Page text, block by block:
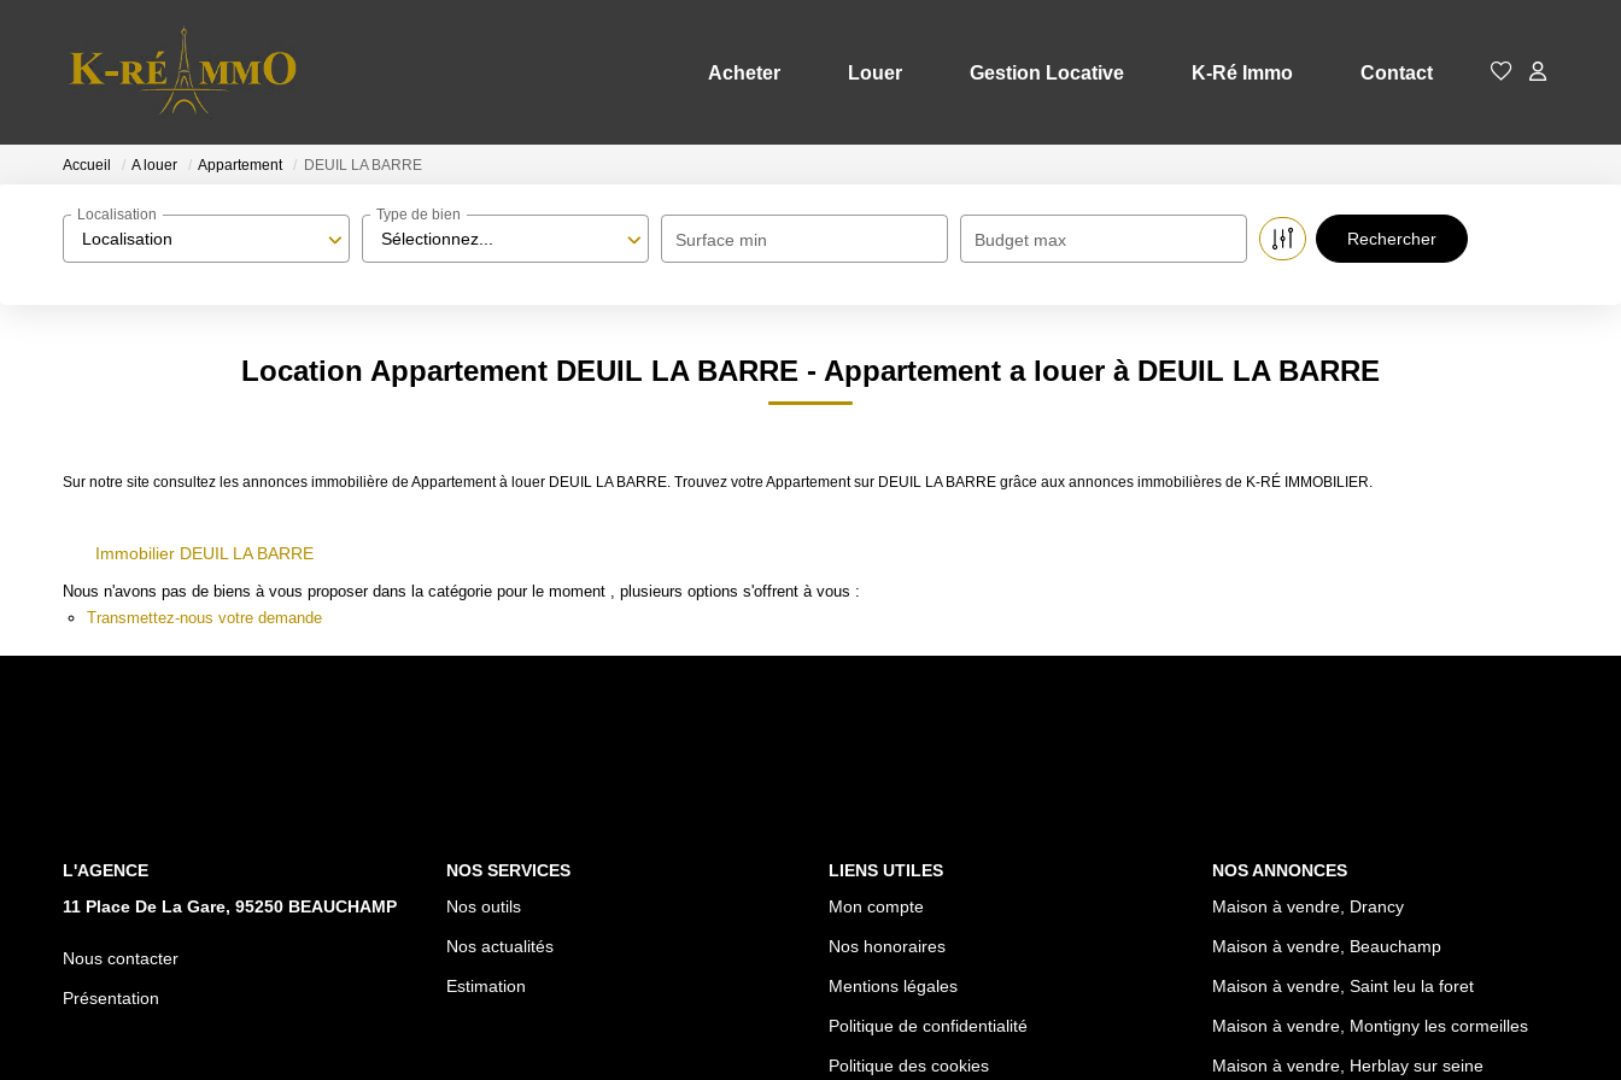
Acheter Louer Gestion Locative K-Ré Immo Contact
Accueil A louer Appartement DEUIL LA BARRE
Localisation
Localisation
Sélectionnez...
Type de bien
Surface min Budget max
Location Appartement DEUIL LA BARRE - Appartement a louer à DEUIL LA BARRE
Sur notre site consultez les annonces immobilière de Appartement à louer DEUIL LA BARRE. Trouvez votre Appartement sur DEUIL LA BARRE grâce aux annonces immobilières de K-RÉ IMMOBILIER.
Immobilier DEUIL LA BARRE
Nous n'avons pas de biens à vous proposer dans la catégorie pour le moment , plusieurs options s'offrent à vous :
Transmettez-nous votre demande
L'AGENCE
11 Place De La Gare, 95250 BEAUCHAMP
Nous contacter
Présentation
NOS SERVICES
Nos outils
Nos actualités
Estimation
LIENS UTILES
Mon compte
Nos honoraires
Mentions légales
Politique de confidentialité
Politique des cookies
NOS ANNONCES
Maison à vendre, Drancy
Maison à vendre, Beauchamp
Maison à vendre, Saint leu la foret
Maison à vendre, Montigny les cormeilles
Maison à vendre, Herblay sur seine